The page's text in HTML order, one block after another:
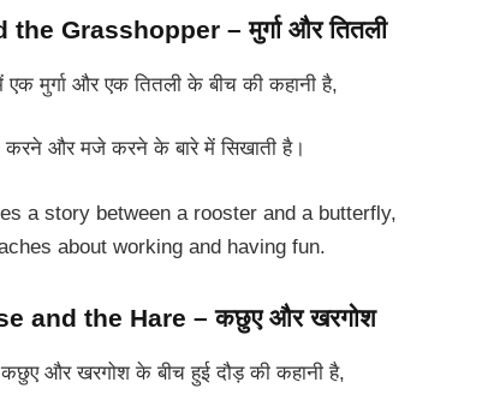
Grasshopper – मुर्गा और तितली
एक मुर्गा और एक तितली के बीच की कहानी है,
करने और मजे करने के बारे में सिखाती है।
a story between a rooster and a butterfly,
about working and having fun.
and the Hare – कछुए और खरगोश
और खरगोश के बीच हुई दौड़ की कहानी है,